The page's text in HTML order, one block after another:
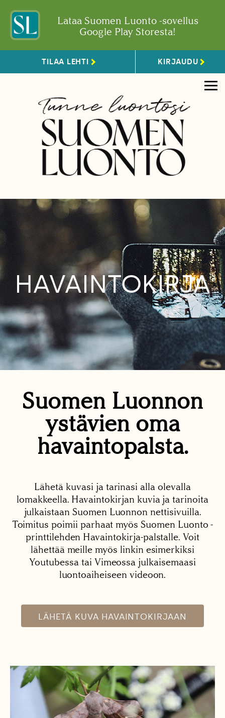
Lataa Suomen Luonto -sovellus
Google Play Storesta!
TILAA LEHTI KIRJAUDU
HAVAINTOKIRJA
Suomen Luonnon
ystävien oma
havaintopalsta.
Lähetä kuvasi ja tarinasi alla olevalla
lomakkeella. Havaintokirjan kuvia ja tarinoita
julkaistaan Suomen Luonnon nettisivuilla.
Toimitus poimii parhaat myös Suomen Luonto -
printtilehden Havaintokirja-palstalle. Voit
lähettää meille myös linkin esimerkiksi
Youtubessa tai Vimeossa julkaisemaasi
luontoaiheiseen videoon.
LÄHETÄ KUVA HAVAINTOKIRJAAN